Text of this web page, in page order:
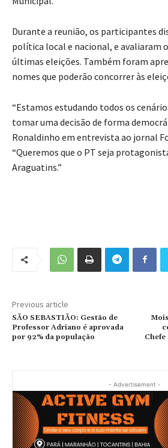
Durante a reunião, os participantes
política local e nacional, e avaliaram
últimas eleições. Também foram
nomes que poderão concorrer às
“Estamos estudando todos os
tomar uma decisão de forma
Ronaldinho em entrevista ao jornal
“Queremos que o PT seja
Araguatins.”
Previous article
SÃO SEBASTIÃO: Gestão de
Professor Adriano é aprovada
por 92% da população
- Advertisement -